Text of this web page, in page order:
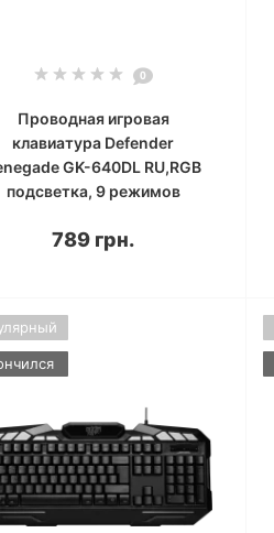
0
Проводная игровая
клавиатура Defender
GK-640DL RU,RGB
подсветка, 9 режимов
789 грн.